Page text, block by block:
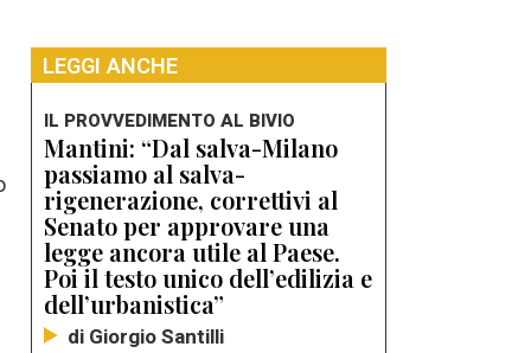
LEGGI ANCHE
IL PROVVEDIMENTO AL BIVIO
Mantini: “Dal salva-Milano
passiamo al salva-
rigenerazione, correttivi al
Senato per approvare una
legge ancora utile al Paese.
Poi il testo unico dell’edilizia e
dell’urbanistica”
di Giorgio Santilli